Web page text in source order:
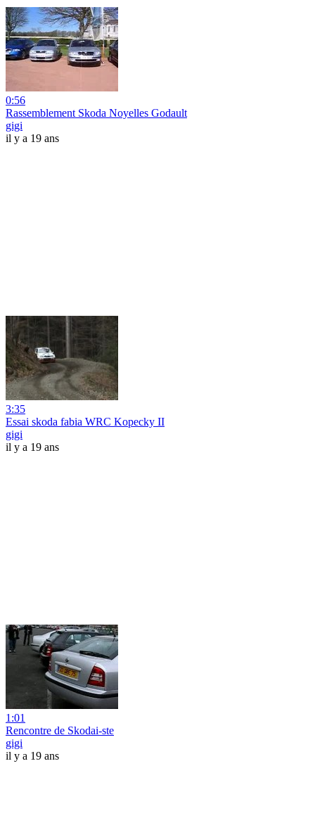
0:56
Rassemblement Skoda Noyelles Godault
gigi
il y a 19 ans
3:35
Essai skoda fabia WRC Kopecky II
gigi
il y a 19 ans
1:01
Rencontre de Skodai-ste
gigi
il y a 19 ans